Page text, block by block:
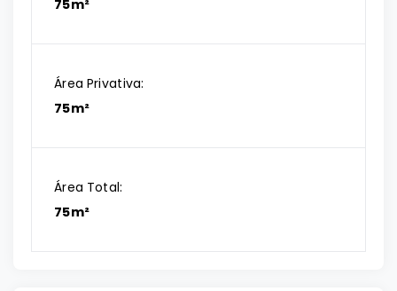
75m²
Área Privativa:
75m²
Área Total:
75m²